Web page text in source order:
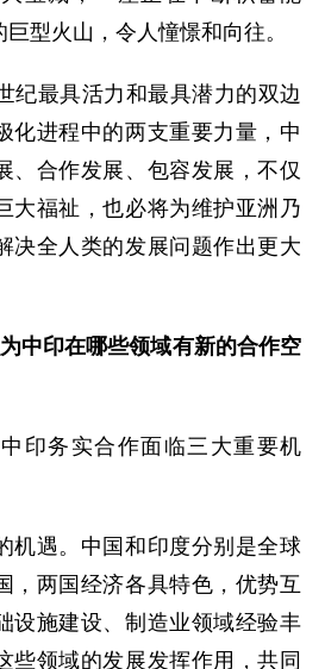
型火山，令人憧憬和向往。
最具活力和最具潜力的双边
化进程中的两支重要力量，中
、合作发展、包容发展，不仅
大福祉，也必将为维护亚洲乃
决全人类的发展问题作出更大
中印在哪些领域有新的合作空
务实合作面临三大重要机
遇。中国和印度分别是全球
，两国经济各具特色，优势互
设施建设、制造业领域经验丰
些领域的发展发挥作用，共同